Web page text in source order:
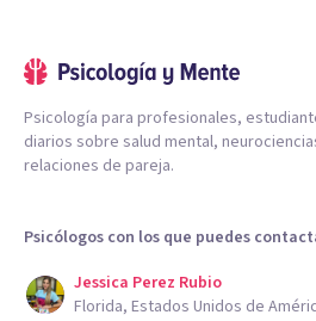
Psicología para profesionales,
diarios sobre salud mental,
relaciones de pareja.
Psicólogos con los que puedes
Jessica Perez Rubio
Florida, Estados Unidos de